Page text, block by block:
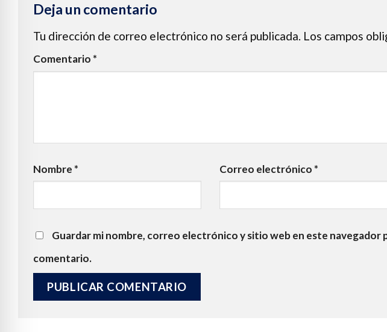
Deja un comentario
Tu dirección de correo electrónico no será publicada. Los campos
Comentario*
Nombre* Correo electrónico*
Guardar mi nombre, correo electrónico y sitio web en este navegador
comentario.